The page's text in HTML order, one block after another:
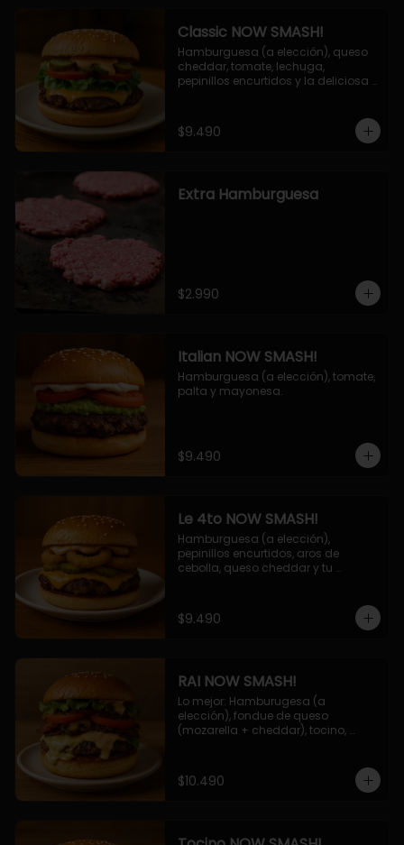
Classic NOW SMASH!
Hamburguesa (a elección), queso
cheddar, tomate, lechuga,
pepinillos encurtidos y la deliciosa
$9.490
Extra Hamburguesa
$2.990
Italian NOW SMASH!
Hamburguesa (a elección), tomate,
palta y mayonesa.
$9.490
Le 4to NOW SMASH!
Hamburguesa (a elección),
pepinillos encurtidos, aros de
cebolla, queso cheddar y tu
$9.490
RAI NOW SMASH!
Lo mejor: Hamburugesa (a
elección), fondue de queso
(mozarella + cheddar), tocino,
NOW!
$10.490